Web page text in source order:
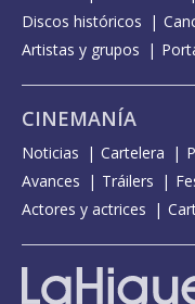
Discos históricos
Artistas y grupos
CINEMANÍA
Noticias Cartelera
Avances
Tráilers
Actores y actrices